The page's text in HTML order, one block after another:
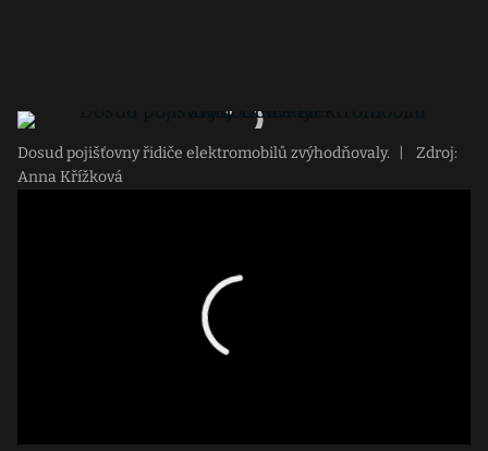
Dosud pojišťovny řidiče elektromobilů zvýhodňovaly.
Zdroj:
Anna Křížková